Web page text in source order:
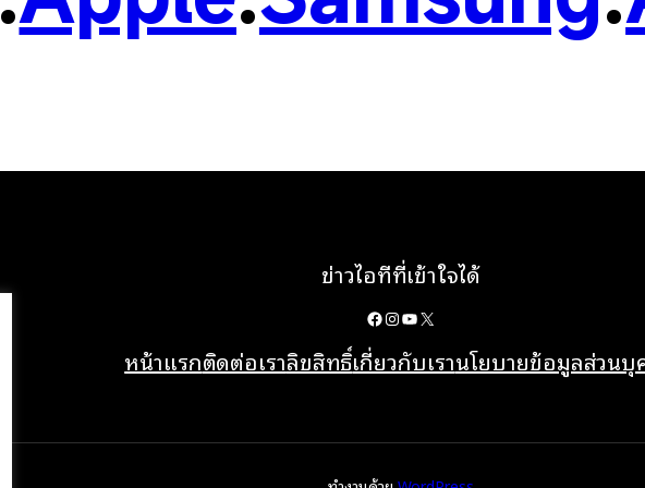
ข่าวไอทีที่เข้าใจได้
Facebook
Instagram
YouTube
X
หน้าแรกติดต่อเราลิขสิทธิ์เกี่ยวกับเรานโยบายข้อมูลส่วน